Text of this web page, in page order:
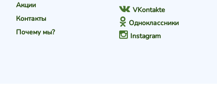
Акции
Контакты
Почему мы?
VKontakte
Одноклассники
Instagram